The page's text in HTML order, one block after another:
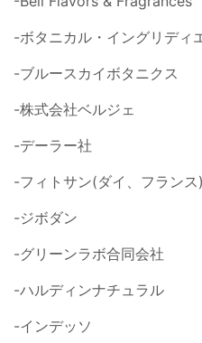
-ボタニカル・イングリディ
-ブルースカイボタニクス
-株式会社ベルジェ
-デーラー社
-フィトサン(ダイ、フランス)
-ジボダン
-グリーンラボ合同会社
-ハルディンナチュラル
-インデッソ